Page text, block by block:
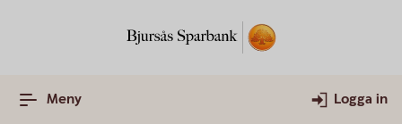
Meny Logga in